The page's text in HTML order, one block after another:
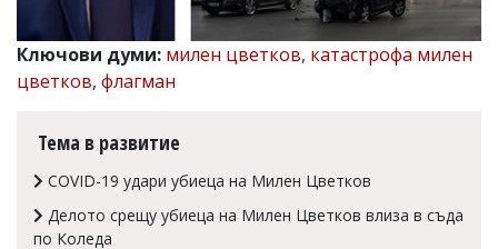
email:
office@flagman.bg
статиите
въвеждат
читателите
Ключови думи: милен цветков, катастрофа милен
цветков, флагман
Тема в развитие
COVID-19 удари убиеца на Милен Цветков
Делото срещу убиеца на Милен Цветков влиза в съда
по Коледа